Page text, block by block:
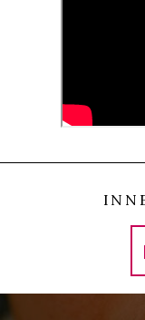
się kolejne
kobieta
plastycznymi.
mebli, w
rodziny
polityczne: